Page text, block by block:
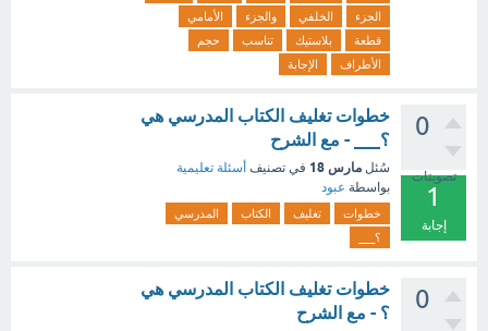
الجزء
الخلفي والجزء
الأمامي
قطعة
بلاستيك تناسب
حجم
الأطراف
الإجابة
0
تصويتات
1
إجابة
خطوات تغليف الكتاب المدرسي هي
؟___ - مع الشرح
سُئل مارس 18 في تصنيف أسئلة تعليمية
بواسطة عبود
خطوات تغليف الكتاب
المدرسي
؟___
0
خطوات تغليف الكتاب المدرسي هي
؟ - مع الشرح